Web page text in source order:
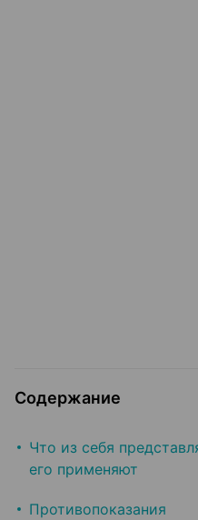
Содержание
Что из себя
его применяют
Противопоказания